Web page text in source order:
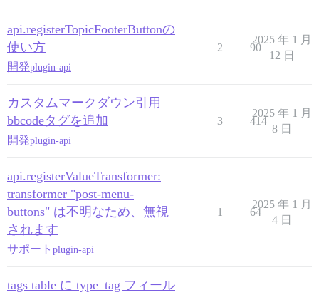
api.registerTopicFooterButtonの
使い方
開発plugin-api
2 90
2025 年 1 月
12 日
カスタムマークダウン引用
bbcodeタグを追加
開発plugin-api
3 414
2025 年 1 月
8 日
api.registerValueTransformer:
transformer "post-menu-
buttons" は不明なため、無視
されます
サポート plugin-api
1 64
2025 年 1 月
4 日
tags table に type_tag フィール